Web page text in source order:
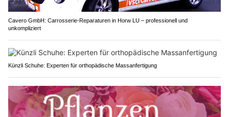
Cavero GmbH: Carrosserie-Reparaturen in Horw LU – professionell und
unkompliziert
Künzli Schuhe: Experten für orthopädische Massanfertigung